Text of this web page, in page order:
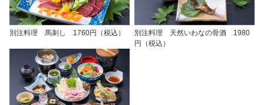
別注料理 馬刺し 1760円（税込）
別注料理 天然いわなの骨酒 1980
円（税込）